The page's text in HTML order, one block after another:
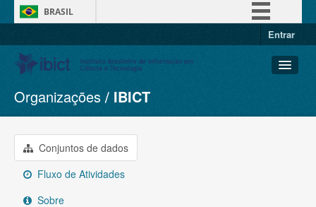
BRASIL
Entrar
Conjuntos de dados
Organizações
Grupos
Sobre
Organizações IBICT
Conjuntos de dados
Fluxo de Atividades
Sobre